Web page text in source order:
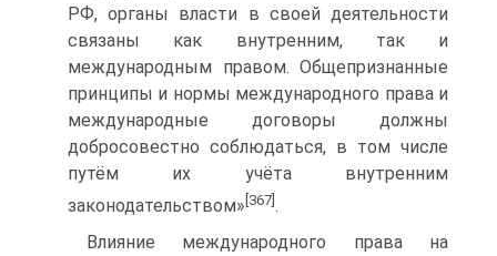
РФ, органы власти в своей деятельности
связаны как внутренним, так и
международным правом. Общепризнанные
принципы и нормы международного права и
международные договоры должны
добросовестно соблюдаться, в том числе
путём их учёта внутренним
законодательством» [367] .
Влияние международного права на